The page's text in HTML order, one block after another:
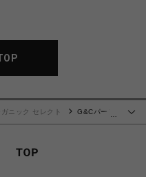
…
ニック セレクト
G&Cパーフ